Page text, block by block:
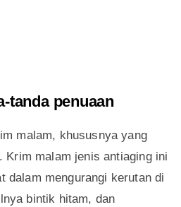
tanda penuaan
malam, khususnya yang
Krim malam jenis antiaging ini
dalam mengurangi kerutan di
bintik hitam, dan